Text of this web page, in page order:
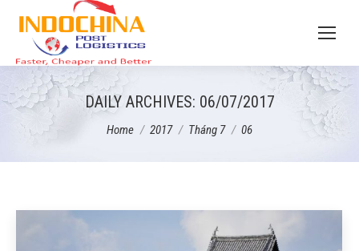
DAILY ARCHIVES: 06/07/2017
You are here:
Home 2017 Tháng 7 06